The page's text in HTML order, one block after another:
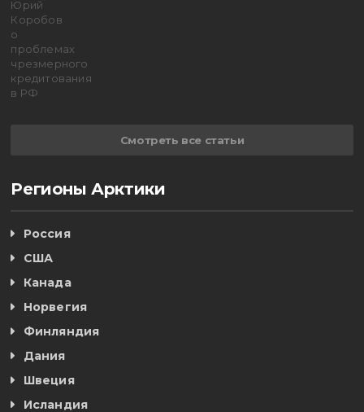
Смотреть все статьи
Регионы Арктики
Россия
США
Канада
Норвегия
Финляндия
Дания
Швеция
Исландия